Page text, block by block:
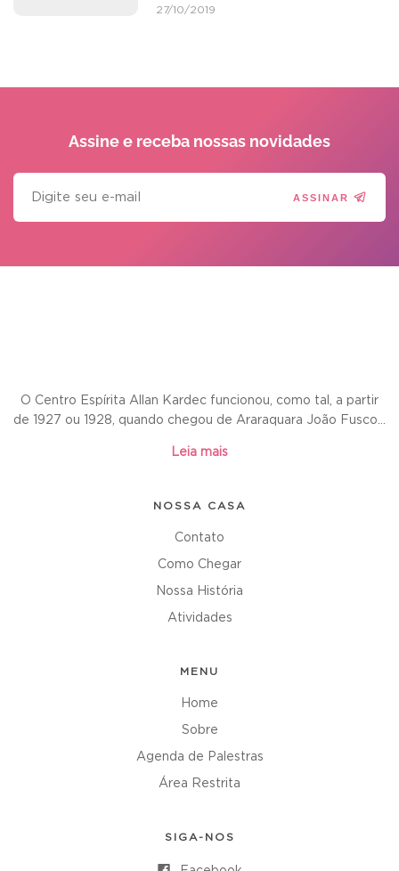
27/10/2019
Assine e receba nossas novidades
ASSINAR
O Centro Espírita Allan Kardec funcionou, como tal, a partir
de 1927 ou 1928, quando chegou de Araraquara João Fusco...
Leia mais
NOSSA CASA
Contato
Como Chegar
Nossa História
Atividades
MENU
Home
Sobre
Agenda de Palestras
Área Restrita
SIGA-NOS